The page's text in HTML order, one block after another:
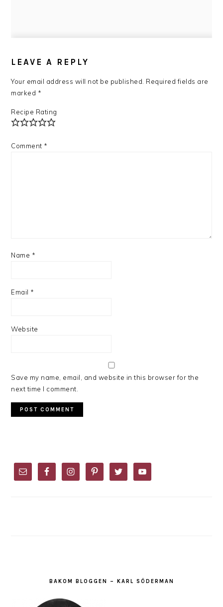
INTERACTIONS
LEAVE A REPLY
Your email address will not be published. Required fields are
marked *
Recipe Rating
Comment *
Name *
Email *
Website
Save my name, email, and website in this browser for the
next time I comment.
SIDEBAR
BAKOM BLOGGEN – KARL SÖDERMAN